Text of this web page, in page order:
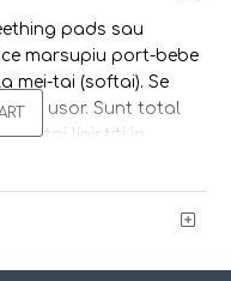
pads sau
marsupiu port-bebe
mei-tai (softai). Se
usor. Sunt total
rontai linistiti in